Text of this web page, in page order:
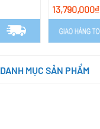
13,790,000₫
DANH MỤC SẢN PHẨM